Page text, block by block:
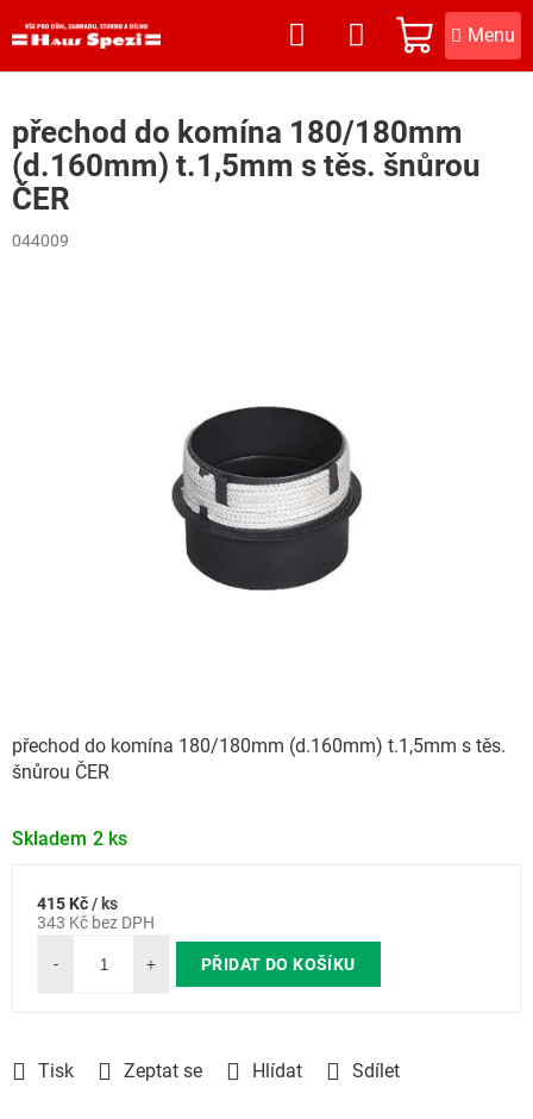
na
NÁKUPNÍ
KOŠÍK
přechod do komína 180/180mm
(d.160mm) t.1,5mm s těs. šnůrou
ČER
044009
Skladem 2 ks
přechod do komína 180/180mm (d.160mm) t.1,5mm s těs.
šnůrou ČER
Tisk Zeptat se Hlídat Sdílet
415 Kč/ ks
343 Kč bez DPH
Měrná
PŘIDAT DO KOŠÍKU